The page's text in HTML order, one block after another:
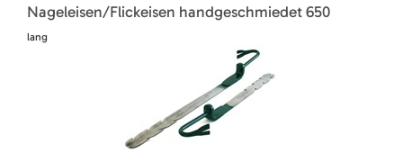
Nageleisen/Flickeisen handgeschmiedet 650
lang